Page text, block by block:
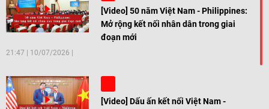
[Video] 50 năm Việt Nam - Philippines:
Mở rộng kết nối nhân dân trong giai
đoạn mới
21:47 10/07/2026
[Video] Dấu ấn kết nối Việt Nam -